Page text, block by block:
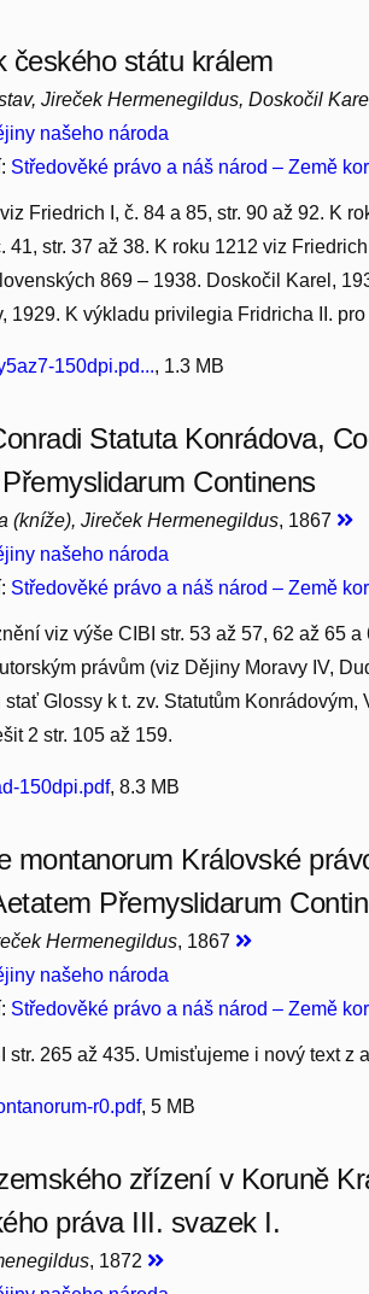
českého státu králem
Jireček Hermenegildus, Doskočil
našeho národa
Středověké právo a náš národ – Země
Friedrich I, č. 84 a 85, str. 90 až 92. K
41, str. 37 až 38. K roku 1212 viz
869 – 1938. Doskočil Karel,
1929. K výkladu privilegia Fridricha II.
150dpi.pd..., 1.3 MB
Statuta Konrádova,
Continens
(kníže), Jireček Hermenegildus, 1867
našeho národa
Středověké právo a náš národ – Země
viz výše CIBI str. 53 až 57, 62 až 65
právům (viz Dějiny Moravy IV,
Glossy k t. zv. Statutům
2 str. 105 až 159.
150dpi.pdf, 8.3 MB
montanorum Královské
Přemyslidarum
Hermenegildus, 1867
našeho národa
Středověké právo a náš národ – Země
str. 265 až 435. Umisťujeme i nový text z
r0.pdf, 5 MB
zřízení v Koruně
práva III. svazek I.
, 1872